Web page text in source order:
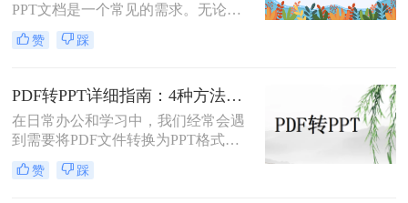
PPT文档是一个常见的需求。无论是
为了制作演示文稿、提取内容还是重
新排版，掌握几种有效的转换方法都
ppt文档呢？本文将介绍三种常用的
PDF转PPT的方法，帮助您轻松完成
PDF到PPT的转换。
赞 踩
PDF转PPT详细指南：4种方法的参数配置和输出效果调优！
在日常办公和学习中，我们经常会遇
到需要将PDF文件转换为PPT格式的
情况。无论是为了便于演示还是进一
步编辑，掌握有效的转换方法都是必
赞 踩